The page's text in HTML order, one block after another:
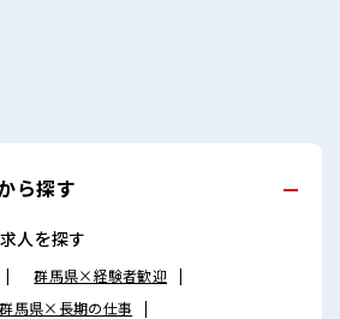
ら探す
人を探す
群馬県×経験者歓迎
群馬県×長期の仕事